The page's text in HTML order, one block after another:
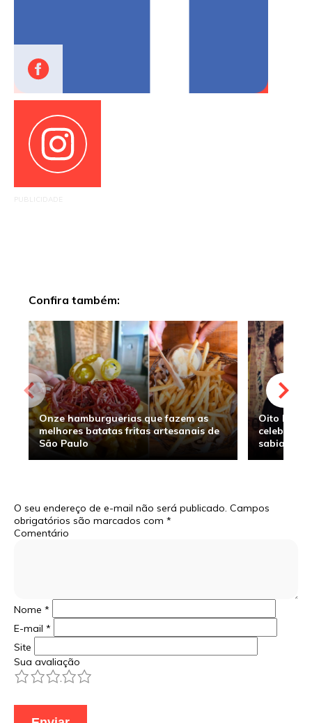
PUBLICIDADE
Confira também:
Onze hamburguerias que fazem as
melhores batatas fritas artesanais de
São Paulo
Oito
sabia
O seu endereço de e-mail não será publicado. Campos
obrigatórios são marcados com *
Comentário
Nome *
E-mail *
Site
Sua avaliação
5
4
3
2